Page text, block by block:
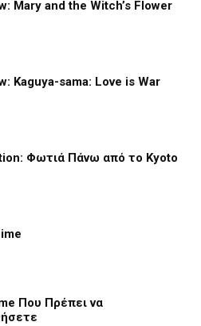
Mary and the Witch’s Flower
Kaguya-sama: Love is War
Φωτιά Πάνω από το Kyoto
Που Πρέπει να